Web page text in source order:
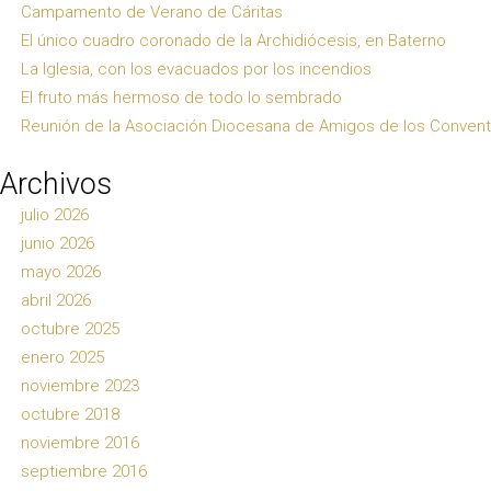
Campamento de Verano de Cáritas
El único cuadro coronado de la Archidiócesis, en Baterno
La Iglesia, con los evacuados por los incendios
El fruto más hermoso de todo lo sembrado
Reunión de la Asociación Diocesana de Amigos de los
Archivos
julio 2026
junio 2026
mayo 2026
abril 2026
octubre 2025
enero 2025
noviembre 2023
octubre 2018
noviembre 2016
septiembre 2016